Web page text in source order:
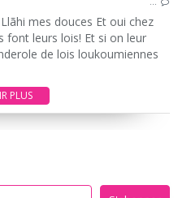
mes douces Et oui chez
font leurs lois! Et si on leur
de lois loukoumiennes
PLUS